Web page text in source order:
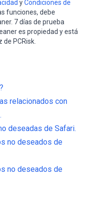
yCondiciones de
funciones, debe
7 días de prueba
es propiedad y está
de PCRisk.
relacionados con
deseadas de Safari.
no deseados de
no deseados de